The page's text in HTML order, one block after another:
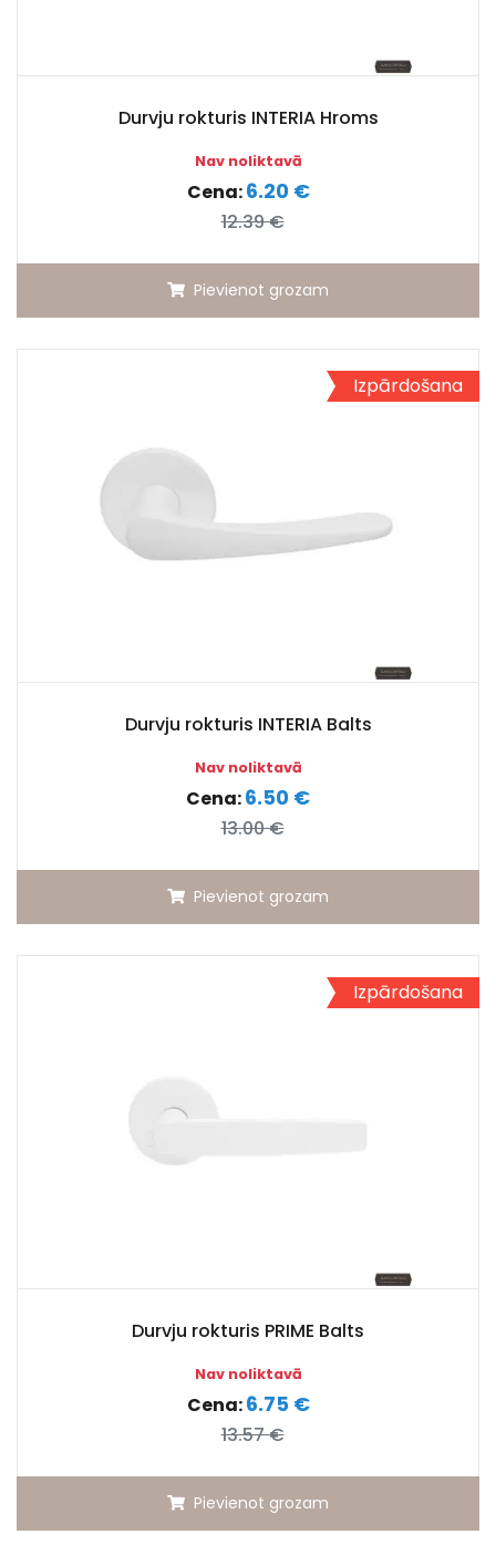
Durvju rokturis INTERIA Hroms
Nav noliktavā
Cena:6.20 €
12.39 €
Pievienot grozam
Izpārdošana
Durvju rokturis INTERIA Balts
Nav noliktavā
Cena:6.50 €
13.00 €
Pievienot grozam
Izpārdošana
Durvju rokturis PRIME Balts
Nav noliktavā
Cena:6.75 €
13.57 €
Pievienot grozam